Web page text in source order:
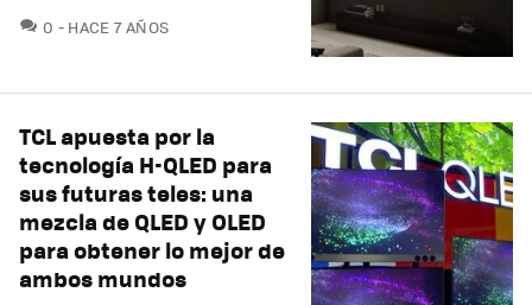
0 COMENTARIOS
HACE 7 AÑOS
TCL apuesta por la
tecnología H-QLED para
sus futuras teles: una
mezcla de QLED y OLED
para obtener lo mejor de
ambos mundos